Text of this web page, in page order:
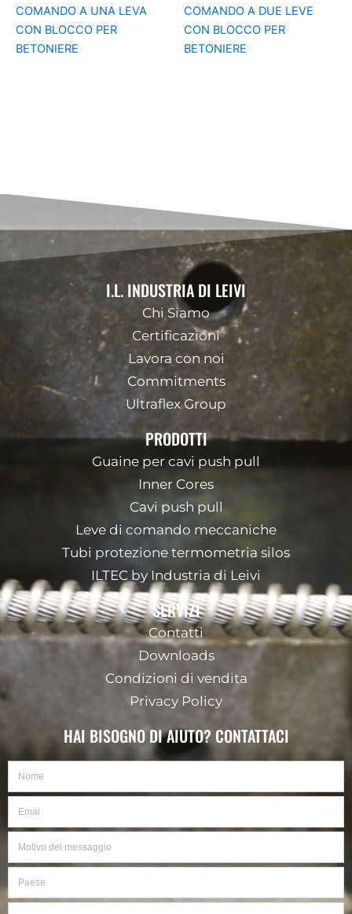
COMANDO A UNA LEVA
CON BLOCCO PER
BETONIERE
COMANDO A DUE LEVE
CON BLOCCO PER
BETONIERE
I.L. INDUSTRIA DI LEIVI
Chi Siamo
Certificazioni
Lavora con noi
Commitments
Ultraflex Group
PRODOTTI
Guaine per cavi push pull
Inner Cores
Cavi push pull
Leve di comando meccaniche
Tubi protezione termometria silos
ILTEC by Industria di Leivi
SERVIZI
Contatti
Downloads
Condizioni di vendita
Privacy Policy
HAI BISOGNO DI AIUTO? CONTATTACI
del
messaggio